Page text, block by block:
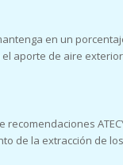
en un
aporte de aire
de la extracción de